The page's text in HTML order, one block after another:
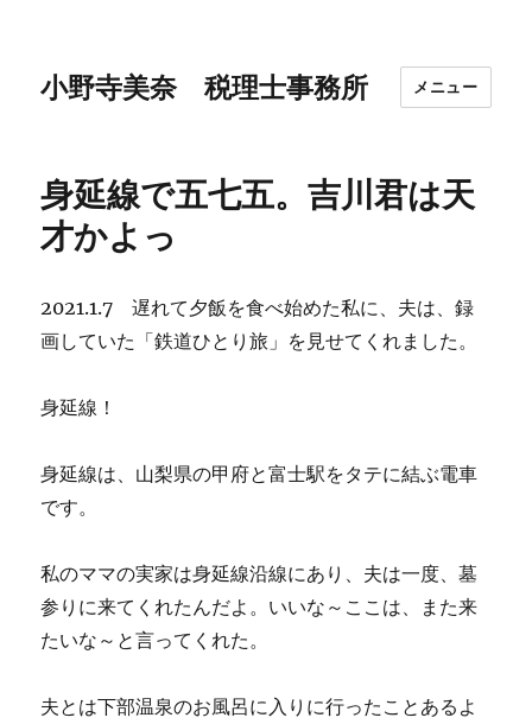
小野寺美奈 税理士事務所 メニュー
身延線で五七五。吉川君は天
才かよっ
2021.1.7 遅れて夕飯を食べ始めた私に、夫は、録
画していた「鉄道ひとり旅」を見せてくれました。
身延線！
身延線は、山梨県の甲府と富士駅をタテに結ぶ電車
です。
私のママの実家は身延線沿線にあり、夫は一度、墓
参りに来てくれたんだよ。いいな～ここは、また来
たいな～と言ってくれた。
夫とは下部温泉のお風呂に入りに行ったことあるよ